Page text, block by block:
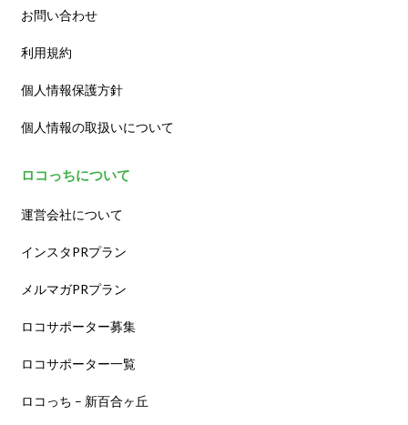
お問い合わせ
利用規約
個人情報保護方針
個人情報の取扱いについて
ロコっちについて
運営会社について
インスタPRプラン
メルマガPRプラン
ロコサポーター募集
ロコサポーター一覧
ロコっち – 新百合ヶ丘